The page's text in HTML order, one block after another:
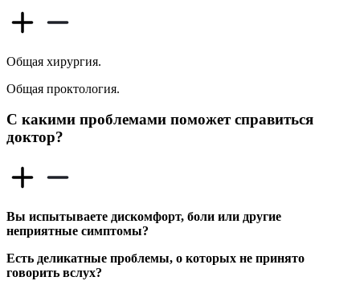
Общая хирургия.
Общая проктология.
С какими проблемами поможет справиться
доктор?
Вы испытываете дискомфорт, боли или другие
неприятные симптомы?
Есть деликатные проблемы, о которых не принято
говорить вслух?